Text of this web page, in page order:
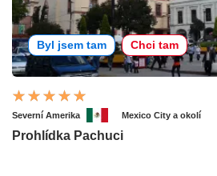
Byl jsem tam Chci tam
Severní Amerika Mexico City a okolí
Prohlídka Pachuci